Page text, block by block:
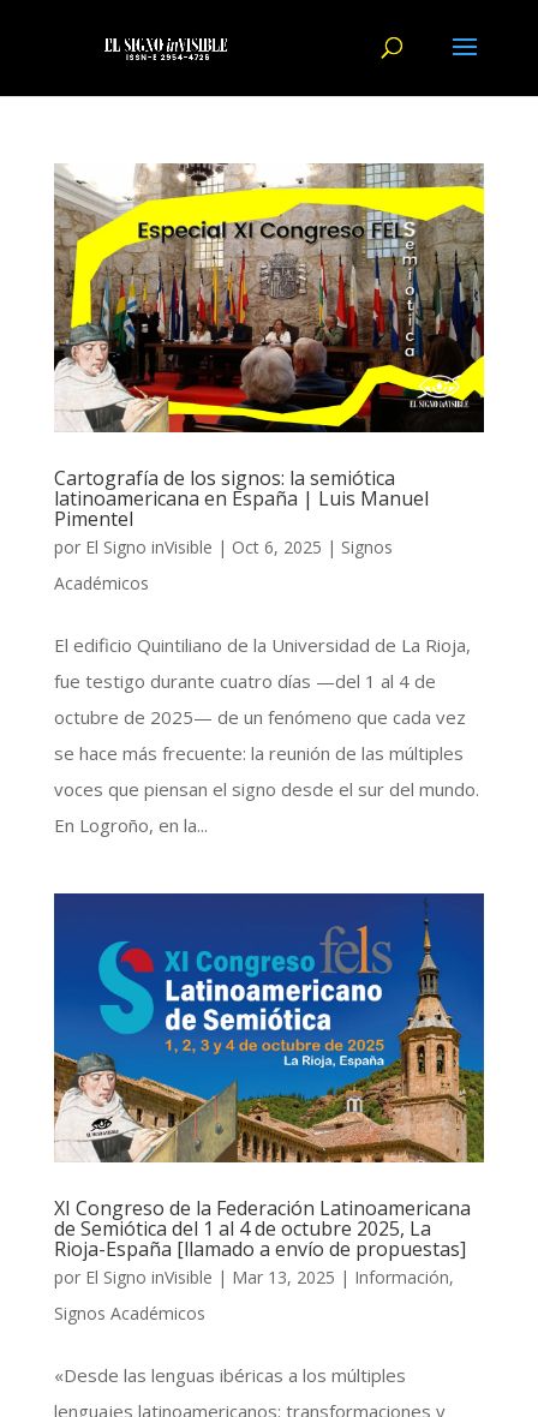
Cartografía de los signos: la semiótica
latinoamericana en España | Luis Manuel
Pimentel
por El Signo inVisible | Oct 6, 2025 | Signos
Académicos
El edificio Quintiliano de la Universidad de La Rioja,
fue testigo durante cuatro días —del 1 al 4 de
octubre de 2025— de un fenómeno que cada vez
se hace más frecuente: la reunión de las múltiples
voces que piensan el signo desde el sur del mundo.
En Logroño, en la...
XI Congreso de la Federación Latinoamericana
de Semiótica del 1 al 4 de octubre 2025, La
Rioja-España [llamado a envío de propuestas]
por El Signo inVisible | Mar 13, 2025 | Información,
Signos Académicos
«Desde las lenguas ibéricas a los múltiples
lenguajes latinoamericanos: transformaciones y